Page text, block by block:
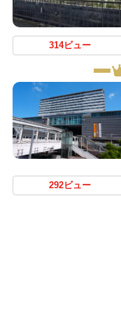
314ビュー
292ビュー